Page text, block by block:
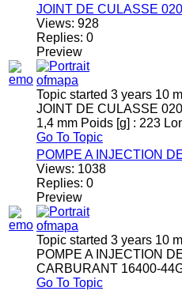
JOINT DE CULASSE
Views: 928
Replies: 0
Preview
Topic started 3 years 10
JOINT DE CULASSE
1,4 mm Poids [g] : 223
Go To Topic
POMPE A INJECTION
Views: 1038
Replies: 0
Preview
Topic started 3 years 10
POMPE A INJECTION
CARBURANT 16400-
Go To Topic